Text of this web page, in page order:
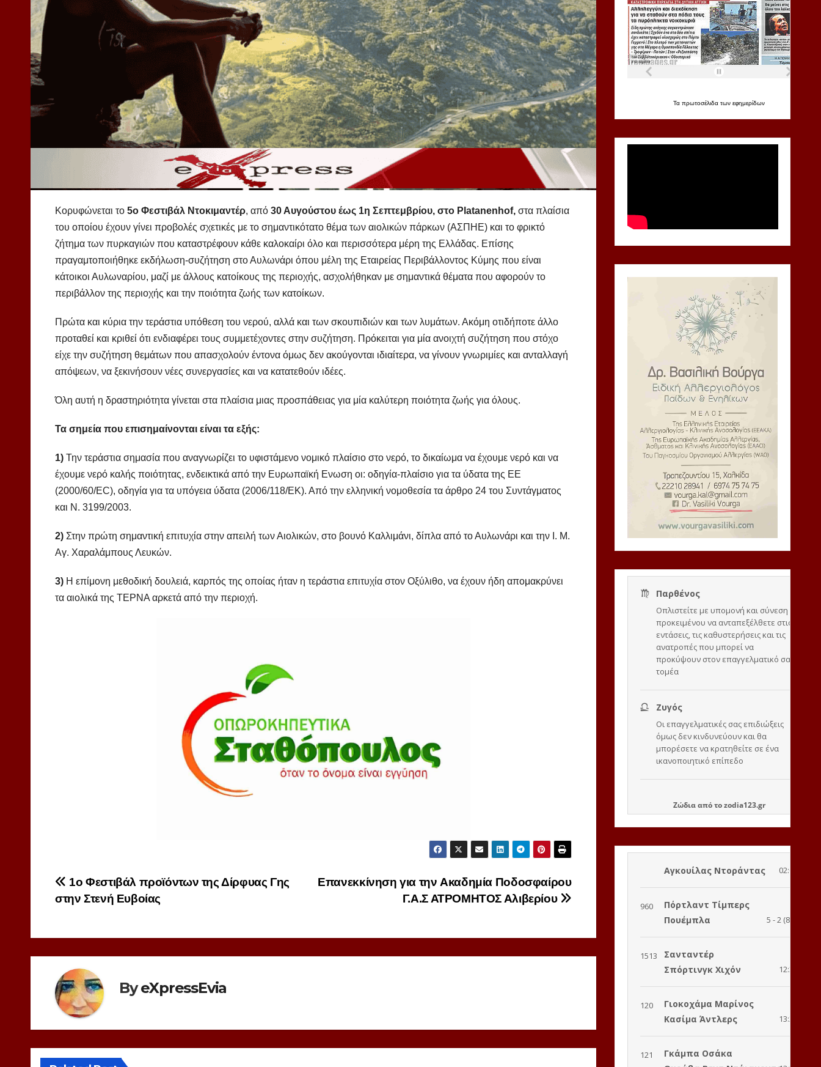
Κορυφώνεται το 5ο Φεστιβάλ Ντοκιμαντέρ, από 30 Αυγούστου έως 1η Σεπτεμβρίου, στο Platanenhof, στα πλαίσια
του οποίου έχουν γίνει προβολές σχετικές με το σημαντικότατο θέμα των αιολικών πάρκων (ΑΣΠΗΕ) και το φρικτό
ζήτημα των πυρκαγιών που καταστρέφουν κάθε καλοκαίρι όλο και περισσότερα μέρη της Ελλάδας. Επίσης
πραγαμτοποιήθηκε εκδήλωση-συζήτηση στο Αυλωνάρι όπου μέλη της Εταιρείας Περιβάλλοντος Κύμης που είναι
κάτοικοι Αυλωναρίου, μαζί με άλλους κατοίκους της περιοχής, ασχολήθηκαν με σημαντικά θέματα που αφορούν το
περιβάλλον της περιοχής και την ποιότητα ζωής των κατοίκων.
Πρώτα και κύρια την τεράστια υπόθεση του νερού, αλλά και των σκουπιδιών και των λυμάτων. Ακόμη οτιδήποτε άλλο
προταθεί και κριθεί ότι ενδιαφέρει τους συμμετέχοντες στην συζήτηση. Πρόκειται για μία ανοιχτή συζήτηση που στόχο
είχε την συζήτηση θεμάτων που απασχολούν έντονα όμως δεν ακούγονται ιδιαίτερα, να γίνουν γνωριμίες και ανταλλαγή
απόψεων, να ξεκινήσουν νέες συνεργασίες και να κατατεθούν ιδέες.
Όλη αυτή η δραστηριότητα γίνεται στα πλαίσια μιας προσπάθειας για μία καλύτερη ποιότητα ζωής για όλους.
Τα σημεία που επισημαίνονται είναι τα εξής:
1) Την τεράστια σημασία που αναγνωρίζει το υφιστάμενο νομικό πλαίσιο στο νερό, το δικαίωμα να έχουμε νερό και να
έχουμε νερό καλής ποιότητας, ενδεικτικά από την Ευρωπαϊκή Ενωση οι: οδηγία-πλαίσιο για τα ύδατα της ΕΕ
(2000/60/EC), οδηγία για τα υπόγεια ύδατα (2006/118/ΕΚ). Από την ελληνική νομοθεσία τα άρθρο 24 του Συντάγματος
και Ν. 3199/2003.
2) Στην πρώτη σημαντική επιτυχία στην απειλή των Αιολικών, στο βουνό Καλλιμάνι, δίπλα από το Αυλωνάρι και την Ι. Μ.
Αγ. Χαραλάμπους Λευκών.
3) Η επίμονη μεθοδική δουλειά, καρπός της οποίας ήταν η τεράστια επιτυχία στον Οξύλιθο, να έχουν ήδη απομακρύνει
τα αιολικά της ΤΕΡΝΑ αρκετά από την περιοχή.
Πλοήγηση
άρθρων
Επανεκκίνηση για την Aκαδημία Ποδοσφαίρου
Γ.Α.Σ ΑΤΡΟΜΗΤΟΣ Αλιβερίου
1ο Φεστιβάλ προϊόντων της Δίρφυας Γης
στην Στενή Ευβοίας
ByeXpressEvia
Τα πρωτοσέλιδα των εφημερίδων
Ζώδιααπό τοzodia123.gr